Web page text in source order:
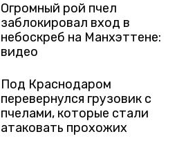
Огромный рой пчел
заблокировал вход в
небоскреб на Манхэттене:
видео
Под Краснодаром
перевернулся грузовик с
пчелами, которые стали
атаковать прохожих